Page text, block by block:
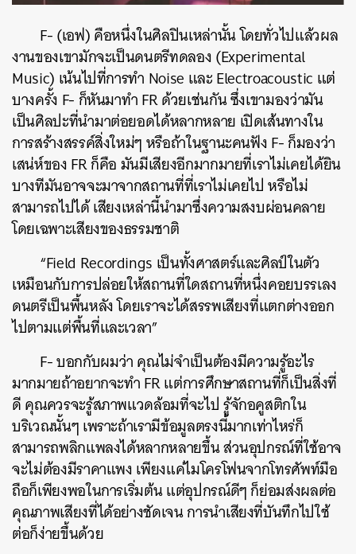
F- (เอฟ) คือหนึ่งในศิลปินเหล่านั้น โดยทั่วไปแล้วผล
งานของเขามักจะเป็นดนตรีทดลอง (Experimental
Music) เน้นไปที่การทำ Noise และ Electroacoustic แต่
บางครั้ง F- ก็หันมาทำ FR ด้วยเช่นกัน ซึ่งเขามองว่ามัน
เป็นศิลปะที่นำมาต่อยอดได้หลากหลาย เปิดเส้นทางใน
การสร้างสรรค์สิ่งใหม่ๆ หรือถ้าในฐานะคนฟัง F- ก็มองว่า
เสน่ห์ของ FR ก็คือ มันมีเสียงอีกมากมายที่เราไม่เคยได้ยิน
บางทีมันอาจจะมาจากสถานที่ที่เราไม่เคยไป หรือไม่
สามารถไปได้ เสียงเหล่านี้นำมาซึ่งความสงบผ่อนคลาย
โดยเฉพาะเสียงของธรรมชาติ
“Field Recordings เป็นทั้งศาสตร์และศิลป์ในตัว
เหมือนกับการปล่อยให้สถานที่ใดสถานที่หนึ่งคอยบรรเลง
ดนตรีเป็นพื้นหลัง โดยเราจะได้สรรพเสียงที่แตกต่างออก
ไปตามแต่พื้นที่และเวลา”
F- บอกกับผมว่า คุณไม่จำเป็นต้องมีความรู้อะไร
มากมายถ้าอยากจะทำ FR แต่การศึกษาสถานที่ก็เป็นสิ่งที่
ดี คุณควรจะรู้สภาพแวดล้อมที่จะไป รู้จักอคูสติกใน
บริเวณนั้นๆ เพราะถ้าเรามีข้อมูลตรงนี้มากเท่าไหร่ก็
สามารถพลิกแพลงได้หลากหลายขึ้น ส่วนอุปกรณ์ที่ใช้อาจ
จะไม่ต้องมีราคาแพง เพียงแค่ไมโครโฟนจากโทรศัพท์มือ
ถือก็เพียงพอในการเริ่มต้น แต่อุปกรณ์ดีๆ ก็ย่อมส่งผลต่อ
คุณภาพเสียงที่ได้อย่างชัดเจน การนำเสียงที่บันทึกไปใช้
ต่อก็ง่ายขึ้นด้วย
ค้นหา
SHARE